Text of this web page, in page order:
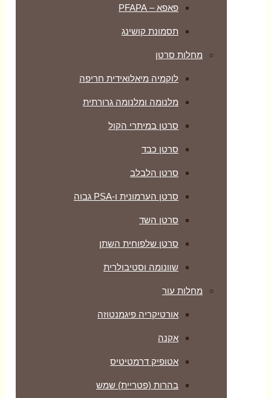
פאפא – PFAPA
תסמונת קושינג
מחלות סרטן
לוקמיה מיאלואידית חריפה
מלנומה ומלנומה גרורתית
סרטן במיתרי הקול
סרטן כבד
סרטן הלבלב
סרטן הערמונית ו-PSA גבוה
סרטן השד
סרטן שלפוחית השתן
שוונומה וסטיבולרית
מחלות עור
אורטיקריה פיגמנטוזה
אקנה
אטופיק דרמטיטיס
בהרות (פטריית) שמש